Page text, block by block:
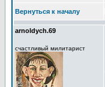
Вернуться к началу
arnoldych.69
счастливый милитарист